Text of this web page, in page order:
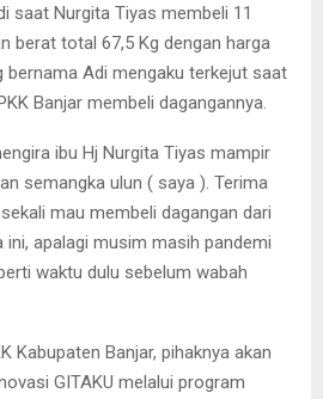
saat Nurgita Tiyas membeli 11
berat total 67,5 Kg dengan harga
bernama Adi mengaku terkejut saat
Banjar membeli dagangannya.
ibu Hj Nurgita Tiyas mampir
semangka ulun ( saya ). Terima
mau membeli dagangan dari
apalagi musim masih pandemi
waktu dulu sebelum wabah
Kabupaten Banjar, pihaknya akan
GITAKU melalui program